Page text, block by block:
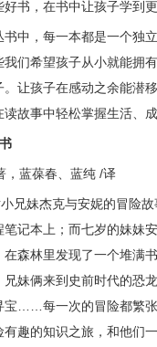
书，在书中让孩子学到
中，每一本都是一个独
们希望孩子从小就能拥
让孩子在感动之余能潜
故事中轻松掌握生活、
，蓝葆春、蓝纯 /译
兄妹杰克与安妮的冒险
记本上；而七岁的妹妹
森林里发现了一个堆满
妹俩来到史前时代的恐
宝……每一次的冒险都繁
趣的知识之旅，和他们